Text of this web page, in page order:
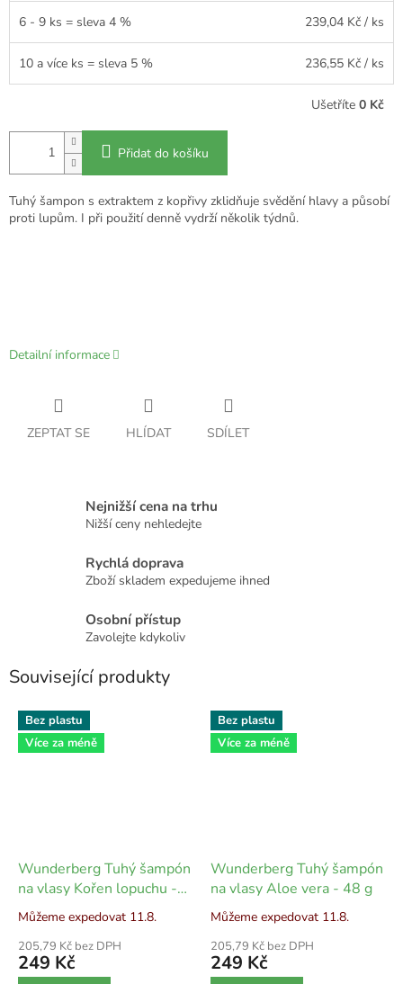
6 - 9 ks = sleva 4 % 239,04 Kč / ks
10 a více ks = sleva 5 % 236,55 Kč / ks
Ušetříte 0 Kč
Přidat do košíku
Tuhý šampon s extraktem z kopřivy zklidňuje svědění hlavy a působí
proti lupům. I při použití denně vydrží několik týdnů.
Detailní informace
ZEPTAT SE HLÍDAT SDÍLET
Nejnižší cena na trhu
Nižší ceny nehledejte
Rychlá doprava
Zboží skladem expedujeme ihned
Osobní přístup
Zavolejte kdykoliv
Související produkty
Bez plastu
Více za méně
Wunderberg Tuhý šampón
na vlasy Kořen lopuchu -
48 g
Můžeme expedovat 11.8.
205,79 Kč bez DPH
249 Kč
Bez plastu
Více za méně
Wunderberg Tuhý šampón
na vlasy Aloe vera - 48 g
Můžeme expedovat 11.8.
205,79 Kč bez DPH
249 Kč